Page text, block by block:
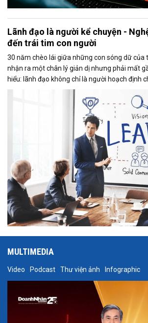
Lãnh đạo là người kể chuyện -
đến trái tim con người
30 năm chèo lái giữa những con sóng dữ của
nhận ra một chân lý giản dị nhưng phải mất
hiểu: lãnh đạo không chỉ là người hoạch định
những quyết định then chốt hay giữ sự bình
vượt qua bão tố khủng hoảng, lãnh đạo còn là
MULTIMEDIA
Video Podcast Thư viện ảnh Infographic